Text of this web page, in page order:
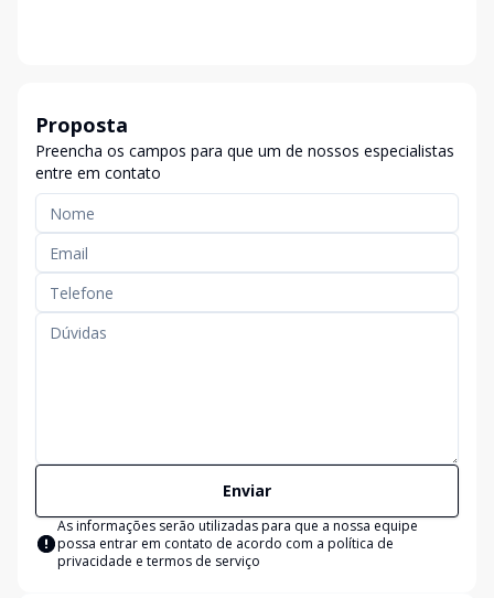
Proposta
Preencha os campos para que um de nossos especialistas
entre em contato
Enviar
As informações serão utilizadas para que a nossa equipe
possa entrar em contato de acordo com a política de
privacidade e termos de serviço